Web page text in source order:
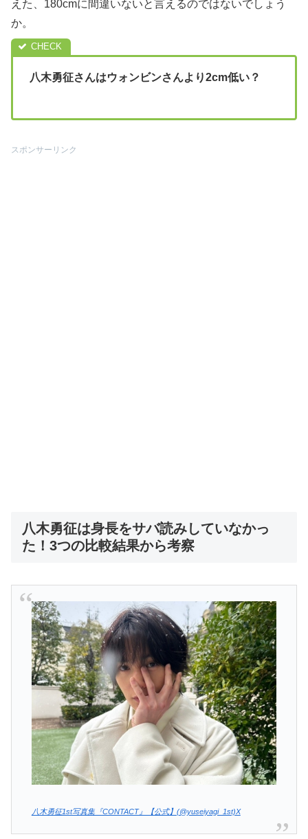
えた、180cmに間違いないと言えるのではないでしょう
か。
八木勇征さんはウォンビンさんより2cm低い？
スポンサーリンク
八木勇征は身長をサバ読みしていなかっ
た！3つの比較結果から考察
八木勇征1st写真集『CONTACT』【公式】(@yuseiyagi_1st)X